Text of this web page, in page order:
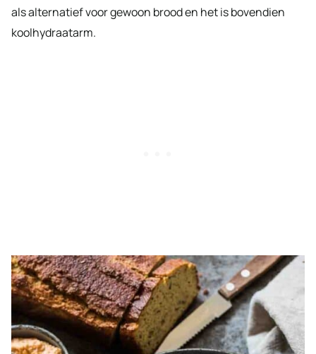
als alternatief voor gewoon brood en het is bovendien
koolhydraatarm.